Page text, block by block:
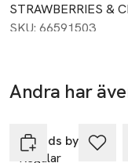
STRAWBERRIES &
Fedt
20 g
12 g
SKU: 66591503
Andra har
Lakrids by Bülow
Regular